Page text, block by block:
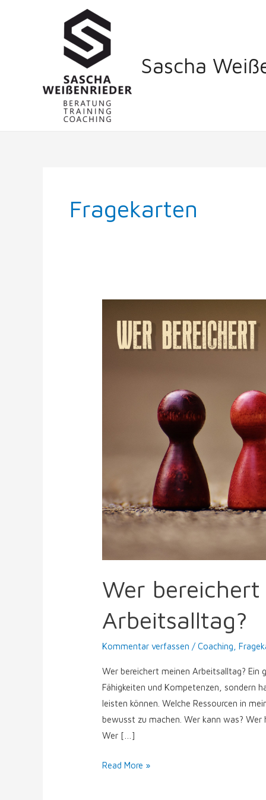
Sascha
Fragekarten
Wer bereichert
Arbeitsalltag?
Kommentar verfassen /Coaching ,
Wer bereichert meinen Arbeitsalltag? Ein
Fähigkeiten und Kompetenzen, sondern
leisten können. Welche Ressourcen in
bewusst zu machen. Wer kann was?
Wer […]
bereichert
meinen
Read More »